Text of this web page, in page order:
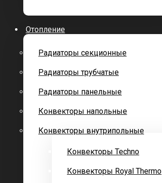
Отопление
Радиаторы секционные
Радиаторы трубчатые
Радиаторы панельные
Конвекторы напольные
Конвекторы внутрипольные
Конвекторы Techno
Конвекторы Royal Thermo